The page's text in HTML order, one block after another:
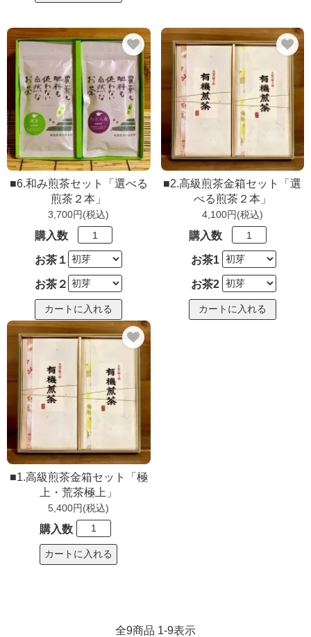
■6.和み煎茶セット「選べる
煎茶２本」
3,700円(税込)
購入数
お茶１
お茶２
■2.高級煎茶金箱セット「選
べる煎茶２本」
4,100円(税込)
購入数
お茶1
お茶2
■1.高級煎茶金箱セット「極
上・荒茶極上」
5,400円(税込)
購入数
全9商品 1-9表示